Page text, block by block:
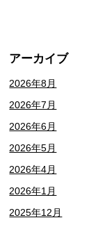
アーカイブ
2026年8月
2026年7月
2026年6月
2026年5月
2026年4月
2026年1月
2025年12月